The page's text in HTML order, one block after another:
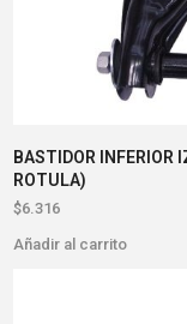
BASTIDOR INFERIOR
ROTULA)
$6.316
Añadir al carrito